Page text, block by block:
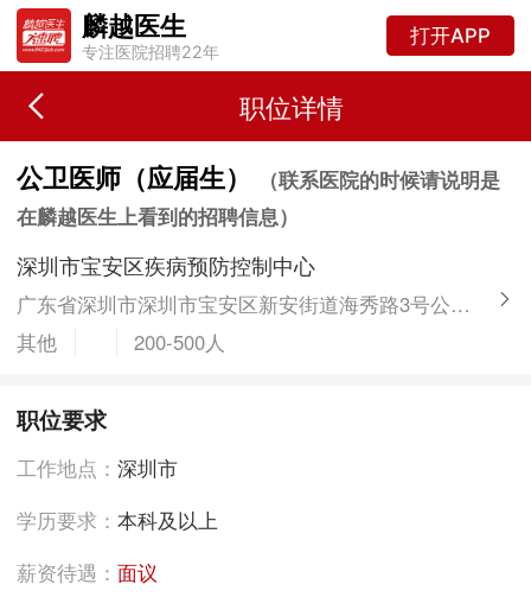
麟越医生
专注医院招聘22年
打开APP
职位详情
公卫医师（应届生）
（联系医院的时候请说明是
在麟越医生上看到的招聘信息）
深圳市宝安区疾病预防控制中心
广东省深圳市深圳市宝安区新安街道海秀路3号公共卫生大楼
其他
200-500人
职位要求
工作地点：深圳市
学历要求：本科及以上
薪资待遇：面议